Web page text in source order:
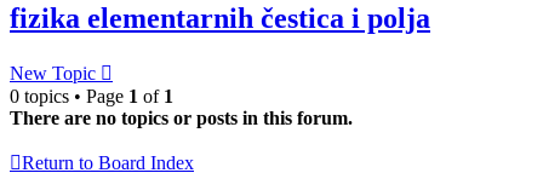
fizika elementarnih čestica i polja
New Topic
0 topics • Page 1 of 1
There are no topics or posts in this forum.
Return to Board Index